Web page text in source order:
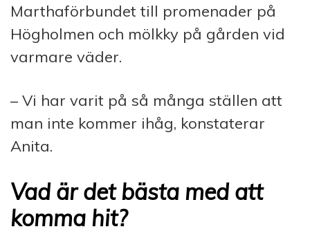
Marthaförbundet till promenader på
Högholmen och mölkky på gården vid
varmare väder.
– Vi har varit på så många ställen att
man inte kommer ihåg, konstaterar
Anita.
Vad är det bästa med att
komma hit?